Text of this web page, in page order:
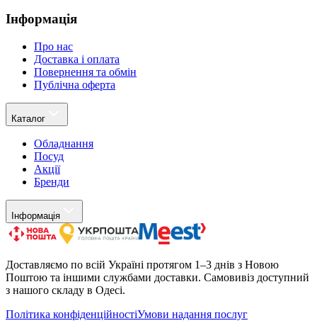
Інформація
Про нас
Доставка і оплата
Повернення та обмін
Публічна оферта
Каталог
Обладнання
Посуд
Акції
Бренди
Інформація
Доставляємо по всій Україні протягом 1–3 днів з Новою
Поштою та іншими службами доставки. Самовивіз доступний
з нашого складу в Одесі.
Політика конфіденційностіУмови надання послуг